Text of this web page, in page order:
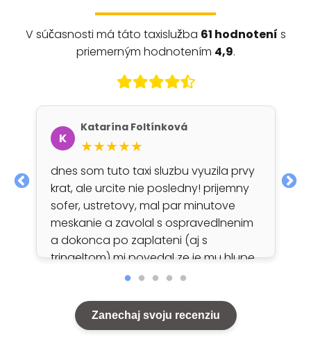
V súčasnosti má táto taxislužba 61 hodnotení s
priemerným hodnotením 4,9.
K
Katarína Foltínková
★★★★★
dnes som tuto taxi sluzbu vyuzila prvy
krat, ale urcite nie posledny! prijemny
sofer, ustretovy, mal par minutove
meskanie a zavolal s ospravedlnenim
a dokonca po zaplateni (aj s
tringeltom) mi povedal ze je mu hlupe
zobrat tolko...naozaj klobuk dole ako
dakujemZanechaj svoju recenziu